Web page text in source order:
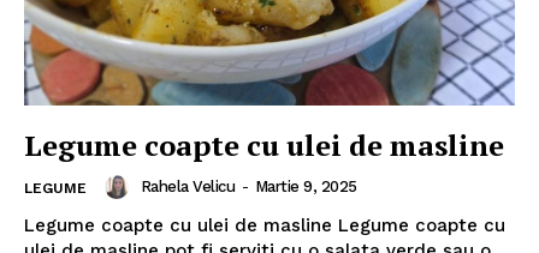
Politica de Confidențialitate
Contact
Despre mine
Legume coapte cu ulei de masline
LEGUME Rahela Velicu - Martie 9, 2025
Legume coapte cu ulei de masline Legume coapte cu